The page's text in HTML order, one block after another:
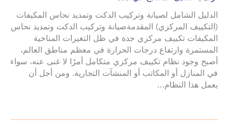
الدليل الشامل لصيانة وتركيب الدكت وتمديد نحاس المكيفات
(التكييف المركزي) المقدمةصيانة وتركيب الدكت وتمديد نحاس
المكيفات تكييف مركزي جدة في ظل التغيرات المناخية
المستمرة وارتفاع درجات الحرارة في معظم مناطق العالم،
أصبح وجود نظام تكييف مركزي متكامل أمرًا لا غنى عنه، سواء
في المنازل أو المكاتب أو المنشآت التجارية. ومن أجل أن
يعمل هذا النظام…